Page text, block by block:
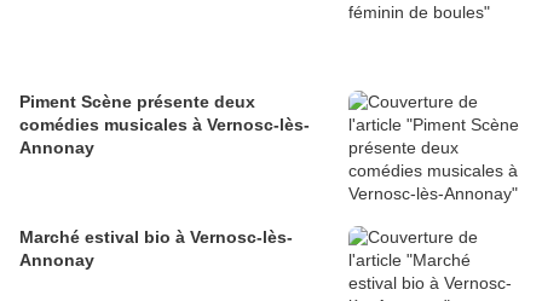
Piment Scène présente deux
comédies musicales à Vernosc-lès-
Annonay
Marché estival bio à Vernosc-lès-
Annonay